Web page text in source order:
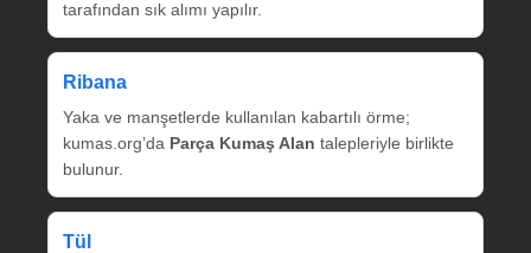
tarafından sık alımı yapılır.
Ribana
Yaka ve manşetlerde kullanılan kabartılı örme;
kumas.org’da Parça Kumaş Alan talepleriyle birlikte
bulunur.
Tül